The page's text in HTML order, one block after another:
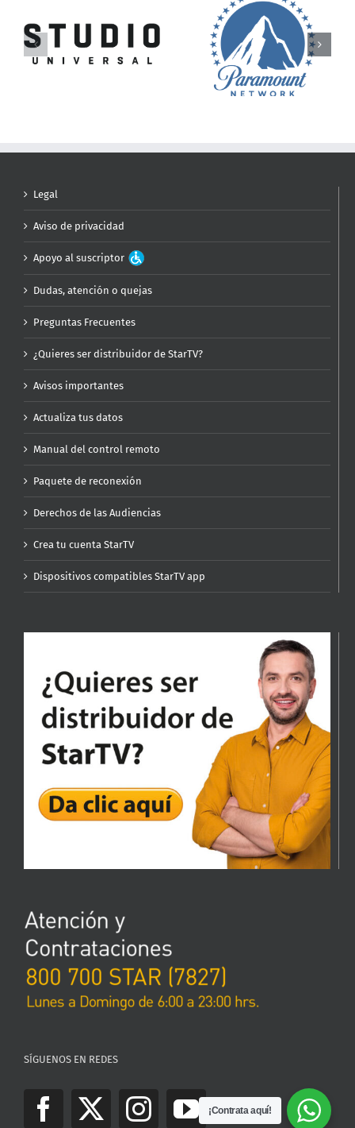
Legal
Aviso de privacidad
Apoyo al suscriptor
Dudas, atención o quejas
Preguntas Frecuentes
¿Quieres ser distribuidor de StarTV?
Avisos importantes
Actualiza tus datos
Manual del control remoto
Paquete de reconexión
Derechos de las Audiencias
Crea tu cuenta StarTV
Dispositivos compatibles StarTV app
SÍGUENOS EN REDES
¡Contrata aquí!